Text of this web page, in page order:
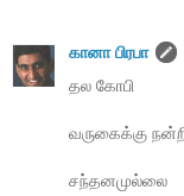
கானா பிரபா
தல கோபி
வருகைக்கு
சந்தனமுல்லை